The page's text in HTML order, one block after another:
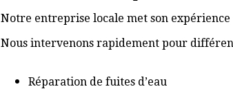
Notre entreprise locale met son
Nous intervenons rapidement pour
Réparation de fuites d’eau